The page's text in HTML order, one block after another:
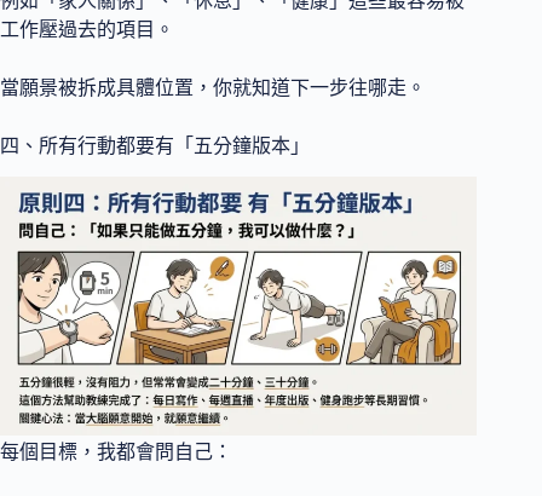
工作壓過去的項目。
當願景被拆成具體位置，你就知道下一步往哪走。
四、所有行動都要有「五分鐘版本」
每個目標，我都會問自己：